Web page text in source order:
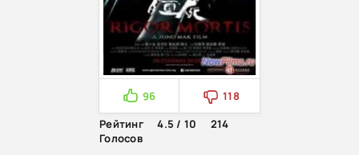
96
118
Рейтинг
4.5 / 10
214
Голосов